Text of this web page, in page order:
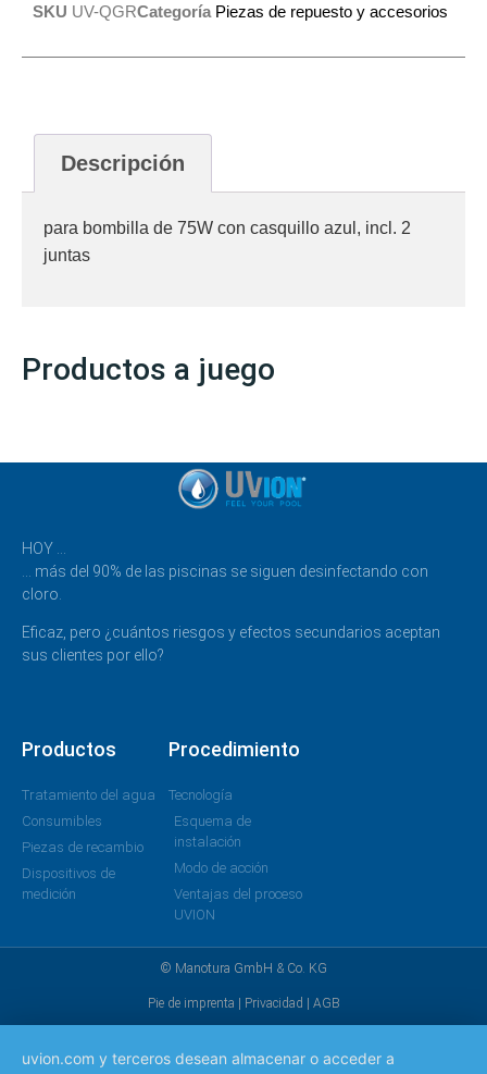
Productos a juego
SKU UV-QGRCategoría Piezas de repuesto y accesorios
Descripción
para bombilla de 75W con casquillo azul, incl. 2
juntas
HOY …
… más del 90% de las piscinas se siguen desinfectando con
cloro.
Eficaz, pero ¿cuántos riesgos y efectos secundarios aceptan
sus clientes por ello?
Productos
Tratamiento del agua
Consumibles
Piezas de recambio
Dispositivos de
medición
Procedimiento
Tecnología
Esquema de
instalación
Modo de acción
Ventajas del proceso
UVION
© Manotura GmbH & Co. KG
Pie de imprenta Privacidad AGB
uvion.com y terceros desean almacenar o acceder a